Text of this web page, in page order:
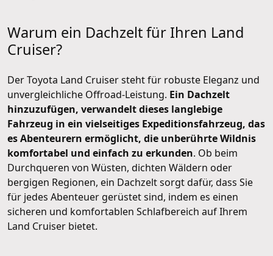
Warum ein Dachzelt für Ihren Land
Cruiser?
Der Toyota Land Cruiser steht für robuste Eleganz und
unvergleichliche Offroad-Leistung. Ein Dachzelt
hinzuzufügen, verwandelt dieses langlebige
Fahrzeug in ein vielseitiges Expeditionsfahrzeug, das
es Abenteurern ermöglicht, die unberührte Wildnis
komfortabel und einfach zu erkunden. Ob beim
Durchqueren von Wüsten, dichten Wäldern oder
bergigen Regionen, ein Dachzelt sorgt dafür, dass Sie
für jedes Abenteuer gerüstet sind, indem es einen
sicheren und komfortablen Schlafbereich auf Ihrem
Land Cruiser bietet.